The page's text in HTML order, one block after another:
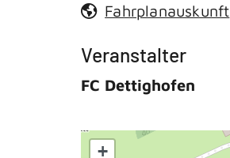
+
Fahrplanauskunft
Veranstalter
FC Dettighofen